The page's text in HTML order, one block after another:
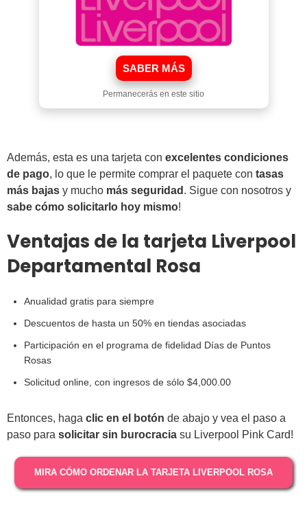
SABER MÁS
Permanecerás en este sitio
Además, esta es una tarjeta con excelentes condiciones
de pago, lo que le permite comprar el paquete con tasas
más bajas y mucho más seguridad . Sigue con nosotros y
sabe cómo solicitarlo hoy mismo!
Ventajas de la tarjeta Liverpool
Departamental Rosa
Anualidad gratis para siempre
Descuentos de hasta un 50% en tiendas asociadas
Participación en el programa de fidelidad Días de Puntos
Rosas
Solicitud online, con ingresos de sólo $4,000.00
Entonces, haga clic en el botón de abajo y vea el paso a
paso para solicitar sin burocracia su Liverpool Pink Card!
MIRA CÓMO ORDENAR LA TARJETA LIVERPOOL ROSA